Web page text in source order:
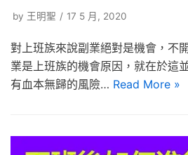
by 王明聖 17 5 月, 2020
對上班族來說副業絕對是機會，不
業是上班族的機會原因，就在於這
有血本無歸的風險… Read More »